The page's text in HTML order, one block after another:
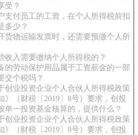
受？
支付员工的工资，在个人所得税前扣
多少？
货物运输发票时，还需要预缴个人所
收入需要缴纳个人所得税的？
的劳动保护用品属于工资薪金的一部
交个税吗？
创业投资企业个人合伙人所得税政策
》（财税〔2019〕8号）要求，创投
单一投资基金核算的，提供什么？
创业投资企业个人合伙人所得税政策
》（财税〔2019〕8号）要求，创投